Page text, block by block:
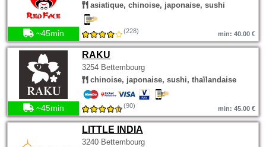
asiatique, chinoise, japonaise, sushi
~45min (228) min: 40.00 €
RAKU
3254 Bettembourg
chinoise, japonaise, sushi, thaïlandaise
~45min (90) min: 45.00 €
LITTLE INDIA
3240 Bettembourg